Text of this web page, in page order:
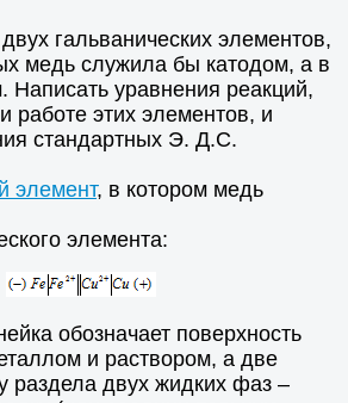
гальванических элементов,
медь служила бы катодом, а в
уравнения реакций,
работе этих элементов, и
стандартных Э. Д.С.
элемент, в котором медь
элемента:
обозначает поверхность
и раствором, а две
раздела двух жидких фаз –